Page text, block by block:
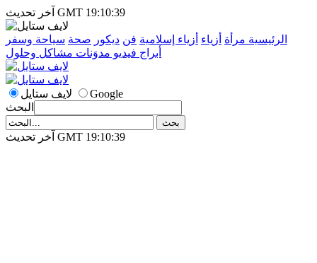
آخر تحديث GMT 19:10:39
الرئيسية مرأة أزياء أزياء إسلامية فن ديكور صحة سياحة وسفر
أبراج فيديو مدوَنات مشاكل وحلول
لايف ستايل
Google
البحث
آخر تحديث GMT 19:10:39